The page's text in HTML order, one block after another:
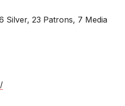
Silver, 23 Patrons, 7 Media